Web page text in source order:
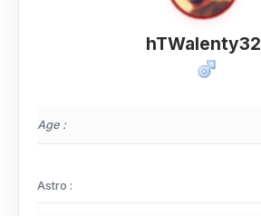
hTWalenty32
Age :
Astro :